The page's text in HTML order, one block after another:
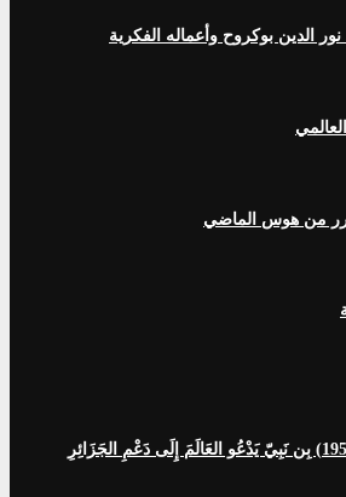
نور الدين بوكروح وأعماله الفكرية
من هوس الماضي
«أَنْقِذُوا الجَزَائِر»: (1957) بِن نَبِيّ يَدْعُو العَالَمَ إِلَى دَعْمِ الجَزَائِرِ